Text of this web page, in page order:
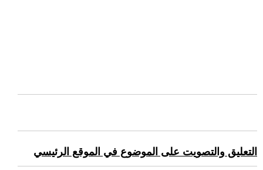
التعليق والتصويت على الموضوع في الموقع الرئيسي